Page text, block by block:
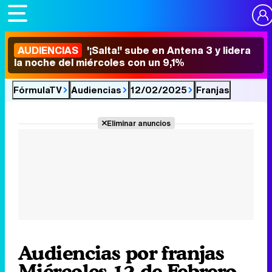
AUDIENCIAS '¡Salta!' sube en Antena 3 y lidera
la noche del miércoles con un 9,1%
FórmulaTV Audiencias 12/02/2025 Franjas
Eliminar anuncios
Audiencias por franjas